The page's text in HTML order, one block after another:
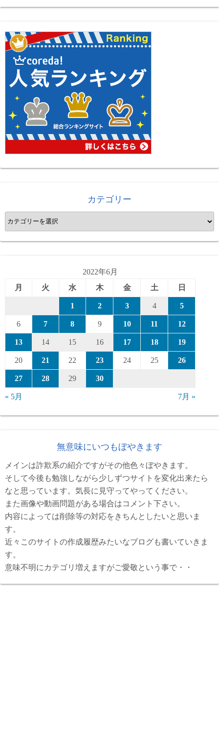
カテゴリー
カ
テ
ゴ
2022年6月
月
火 水 木 金 土 日
1 2 3 4 5
6 7 8 9 10 11 12
13 14 15 16 17 18 19
20 21 22 23 24 25 26
27 28 29 30
« 5月 7月 »
無意味にいつもぼやきます
メインは詐欺系の紹介ですがその他色々ぼやきます。
そして今後も勉強しながら少しずつサイトを変化出来たら
なと思っています。気長に見守ってやってください。
また画像や動画問題がある場合はコメント下さい。
内容によっては削除等の対応をきちんとしたいと思いま
す。
近々このサイトの作成履歴みたいなブログも書いていきま
す。
意味不明にカテゴリ増えますがご愛敬という事で・・